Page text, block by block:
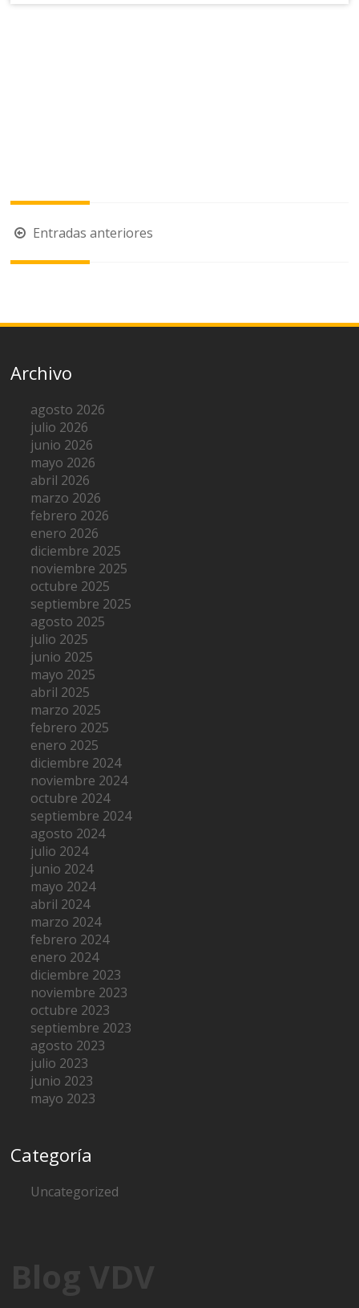
Navegación
de
Entradas anteriores
Archivo
agosto 2026
julio 2026
junio 2026
mayo 2026
abril 2026
marzo 2026
febrero 2026
enero 2026
diciembre 2025
noviembre 2025
octubre 2025
septiembre 2025
agosto 2025
julio 2025
junio 2025
mayo 2025
abril 2025
marzo 2025
febrero 2025
enero 2025
diciembre 2024
noviembre 2024
octubre 2024
septiembre 2024
agosto 2024
julio 2024
junio 2024
mayo 2024
abril 2024
marzo 2024
febrero 2024
enero 2024
diciembre 2023
noviembre 2023
octubre 2023
septiembre 2023
agosto 2023
julio 2023
junio 2023
mayo 2023
Categoría
Uncategorized
Blog VDV